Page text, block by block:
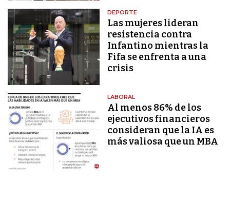
DEPORTE
Las mujeres lideran
resistencia contra
Infantino mientras la
Fifa se enfrenta a una
crisis
LABORAL
Al menos 86% de los
ejecutivos financieros
consideran que la IA es
más valiosa que un MBA